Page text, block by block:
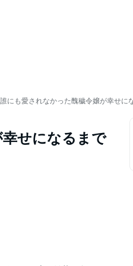
誰にも愛されなかった醜穢令嬢が幸せに
せになるまで